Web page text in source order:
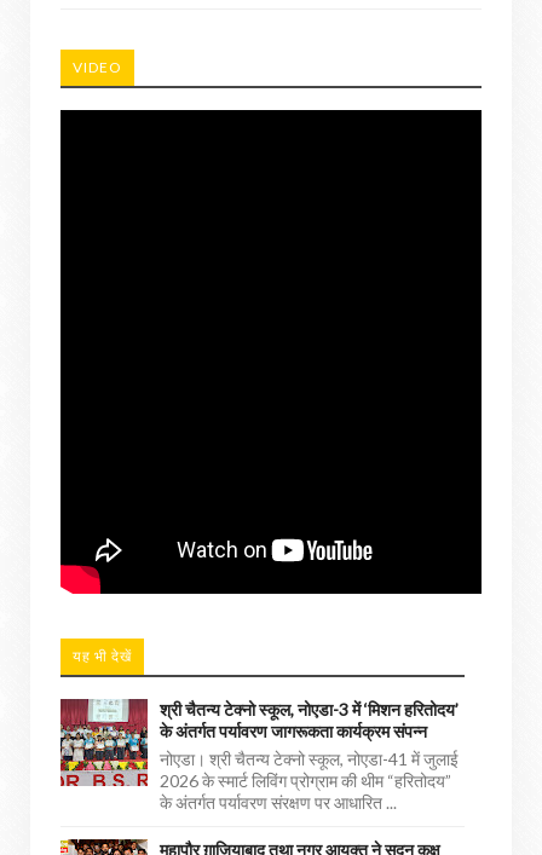
VIDEO
यह भी देखें
श्री चैतन्य टेक्नो स्कूल, नोएडा-3 में ‘मिशन हरितोदय’
के अंतर्गत पर्यावरण जागरूकता कार्यक्रम संपन्न
नोएडा। श्री चैतन्य टेक्नो स्कूल, नोएडा-41 में जुलाई
2026 के स्मार्ट लिविंग प्रोग्राम की थीम “हरितोदय”
के अंतर्गत पर्यावरण संरक्षण पर आधारित ...
महापौर ग़ाज़ियाबाद तथा नगर आयुक्त ने सदन कक्ष